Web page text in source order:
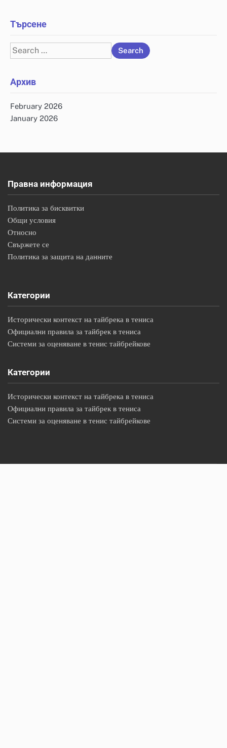
Търсене
Search
for:
Архив
February 2026
January 2026
Правна информация
Политика за бисквитки
Общи условия
Относно
Свържете се
Политика за защита на данните
Категории
Исторически контекст на тайбрека в тениса
Официални правила за тайбрек в тениса
Системи за оценяване в тенис тайбрейкове
Категории
Исторически контекст на тайбрека в тениса
Официални правила за тайбрек в тениса
Системи за оценяване в тенис тайбрейкове